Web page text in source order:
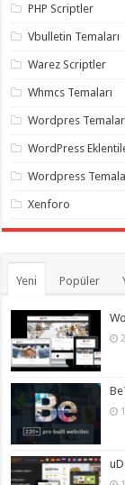
twitter
hilesi ,
takipçi
PHP Scriptler
Vbulletin Temaları
Warez Scriptler
Whmcs Temaları
Wordpres
WordPress
Wordpress
Xenforo
Yeni Popüler